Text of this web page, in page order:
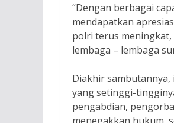
“Dengan berbagai
mendapatkan
polri terus
lembaga – lembaga
Diakhir
yang setinggi-
pengabdian,